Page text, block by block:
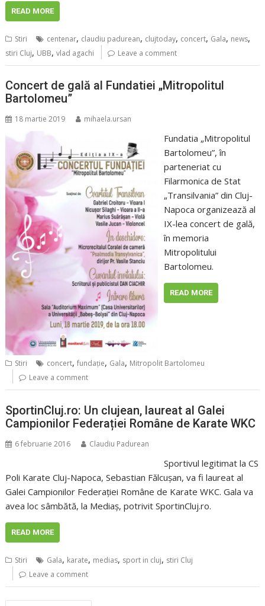
READ MORE
Stiri centenar, claudiu padurean, clujtoday, concert, Gala, news,
stiri Cluj, UBB,vlad agachi Leave a comment
Concert de gală al Fundatiei „Mitropolitul
Bartolomeu”
18 martie 2019 mihaela.ursan
Fundatia „Mitropolitul
Bartolomeu”, în
parteneriat cu
Filarmonica de Stat
„Transilvania” din Cluj-
Napoca organizează al
IX-lea concert de gală,
în memoria
Mitropolitului
Bartolomeu.
READ MORE
Stiri concert,fundaţie, Gala, Mitropolit Bartolomeu
Leave a comment
SportinCluj.ro: Un clujean, laureat al Galei
Campionilor Federației Române de Karate WKC
6 februarie 2016 Claudiu Padurean
Sportivul legitimat la CS
Poli Karate Cluj-Napoca, Sebastian Fălcușan, va fi laureat al
Galei Campionilor Federației Române de Karate WKC. Gala va
avea loc sâmbătă, la Mediaș, potrivit SportinCluj.ro.
READ MORE
Stiri Gala, karate, medias, sport in cluj, stiri Cluj
Leave a comment